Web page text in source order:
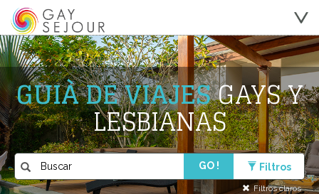
GUIÀ DE VIAJESGAYS Y
LESBIANAS
GO ! Filtros
Filtros claros